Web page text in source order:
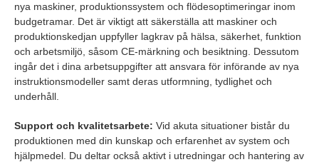
nya maskiner, produktionssystem och flödesoptimeringar inom
budgetramar. Det är viktigt att säkerställa att maskiner och
produktionskedjan uppfyller lagkrav på hälsa, säkerhet, funktion
och arbetsmiljö, såsom CE-märkning och besiktning. Dessutom
ingår det i dina arbetsuppgifter att ansvara för införande av nya
instruktionsmodeller samt deras utformning, tydlighet och
underhåll.
Support och kvalitetsarbete: Vid akuta situationer bistår du
produktionen med din kunskap och erfarenhet av system och
hjälpmedel. Du deltar också aktivt i utredningar och hantering av